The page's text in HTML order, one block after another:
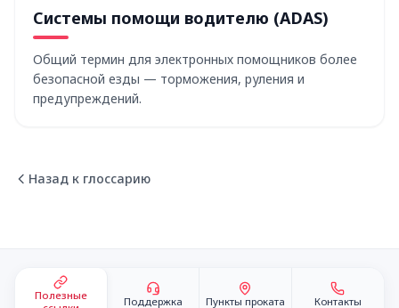
Системы помощи водителю (ADAS)
Общий термин для электронных помощников более
безопасной езды — торможения, руления и
предупреждений.
Назад к глоссарию
Полезные
Поддержка Пункты проката Контакты